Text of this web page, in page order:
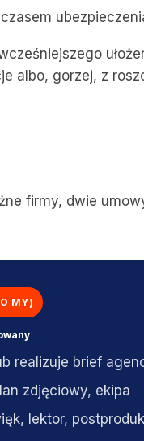
albo, gorzej, z
firmy, dwie
MY)
realizuje brief
zdjęciowy, ekipa
lektor,